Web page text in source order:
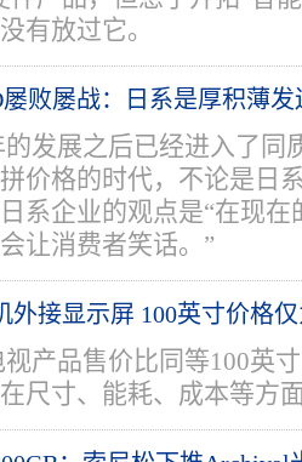
有放过它。
屡败屡战：日系是厚积薄
发展之后已经进入了同
价格的时代，不论是日
系企业的观点是“在现
让消费者笑话。”
外接显示屏 100英寸价格
产品售价比同等100英
尺寸、能耗、成本等方